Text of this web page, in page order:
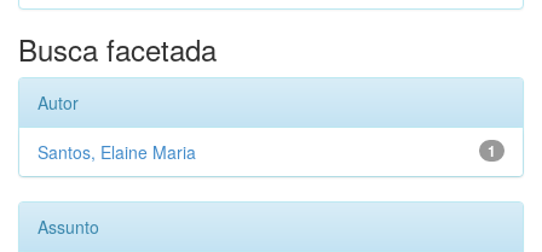
Busca facetada
Autor
1
Santos, Elaine Maria
Assunto